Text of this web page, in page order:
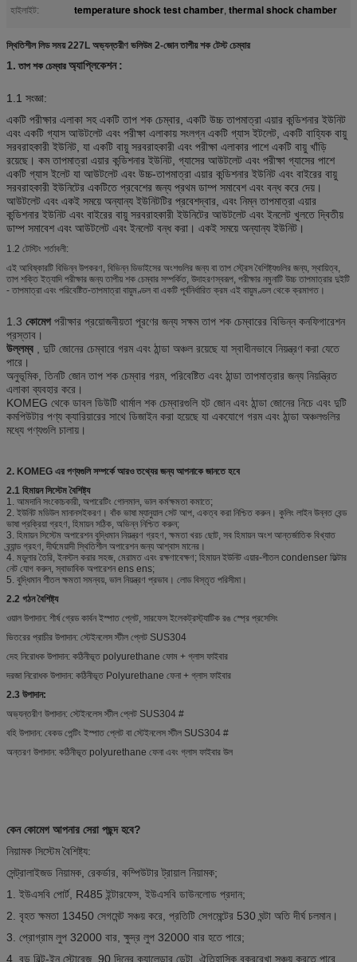
হাইলাইট:
temperature shock test chamber, thermal shock chamber
স্থিতিশীল লিড সময় 227L অভ্যন্তরীণ ভলিউম 2-জোন তাপীয় শক টেস্ট চেম্বার
1. তাপ শক চেম্বার অ্যাপ্লিকেশন :
1.1 সংজ্ঞা:
একটি পরীক্ষার এলাকা সহ একটি তাপ শক চেম্বার, একটি উচ্চ তাপমাত্রা এয়ার কন্ডিশনার ইউনিট
এবং একটি গ্যাস আউটলেট এবং পরীক্ষা এলাকায় সংলগ্ন একটি গ্যাস ইটলেট, একটি বাহ্যিক বায়ু
সরবরাহকারী ইউনিট, যা একটি বায়ু সরবরাহকারী এবং পরীক্ষা এলাকার পাশে একটি বায়ু খাঁড়ি
রয়েছে। কম তাপমাত্রা এয়ার কন্ডিশনার ইউনিট, গ্যাসের আউটলেট এবং পরীক্ষা গ্যাসের পাশে
একটি গ্যাস ইলেট যা আউটলেট এবং উচ্চ-তাপমাত্রা এয়ার কন্ডিশনার ইউনিট এবং বাইরের বায়ু
সরবরাহকারী ইউনিটের একটিতে প্রবেশের জন্য প্রথম ডাম্প সমাবেশ এবং বন্ধ করে দেয়।
আউটলেট এবং একই সময়ে অন্যান্য ইউনিটটির প্রবেশদ্বার, এবং নিম্ন তাপমাত্রা এয়ার
কন্ডিশনার ইউনিট এবং বাইরের বায়ু সরবরাহকারী ইউনিটের আউটলেট এবং ইনলেট খুলতে দ্বিতীয়
ডাম্প সমাবেশ এবং আউটলেট এবং ইনলেট বন্ধ করা। একই সময়ে অন্যান্য ইউনিট।
1.2 টেস্টিং শর্তাবলী:
এই আবিষ্কারটি বিভিন্ন উপকরণ, বিভিন্ন ডিভাইসের অংশগুলির জন্য বা তাপ স্ট্রেস বৈশিষ্ট্যগুলির জন্য, স্থায়িত্ব,
তাপ শক্তি ইত্যাদি পরীক্ষার জন্য তাপীয় শক চেম্বার সম্পর্কিত, উদাহরণস্বরূপ, পরীক্ষার নমুনাটি উচ্চ তাপমাত্রার দুইটি
- তাপমাত্রা এবং পরিবেষ্টিত-তাপমাত্রা বায়ুমণ্ডল বা একটি পূর্বনির্ধারিত ক্রম এই বায়ুমণ্ডল থেকে ক্রমাগত।
1.3 কোমেগপরীক্ষার প্রয়োজনীয়তা পূরণের জন্য সক্ষম তাপ শক চেম্বারের বিভিন্ন কনফিগারেশন
প্রস্তাব।
উল্লম্ব , দুটি জোনের চেম্বারে গরম এবং ঠান্ডা অঞ্চল রয়েছে যা স্বাধীনভাবে নিয়ন্ত্রণ করা যেতে
পারে।
অনুভূমিক, তিনটি জোন তাপ শক চেম্বার গরম, পরিবেষ্টিত এবং ঠান্ডা তাপমাত্রার জন্য নিয়ন্ত্রিত
এলাকা ব্যবহার করে।
KOMEG থেকে ডাবল ডিউটি ​​থার্মাল শক চেম্বারগুলি হট জোন এবং ঠান্ডা জোনের নিচে এবং দুটি
কমপিউটার পণ্য ক্যারিয়ারের সাথে ডিজাইন করা হয়েছে যা একযোগে গরম এবং ঠান্ডা অঞ্চলগুলির
মধ্যে পণ্যগুলি চালায়।
2. KOMEG এর পণ্যগুলি সম্পর্কে আরও তথ্যের জন্য আপনাকে জানতে হবে
2.1 হিমায়ন সিস্টেম বৈশিষ্ট্য
1. আমদানি সংকোচকারী, অপারেটিং গোলমাল, ভাল কর্মক্ষমতা কমাতে;
2. ইউনিট মডিউল মানানসইকরণ। বাঁক ভাষা ম্যানুয়াল সেট আপ, একত্ব করা নিশ্চিত করুন। কুলিং লাইন উন্নত বেন্ড
ভাষা প্রক্রিয়া গ্রহণ, হিমায়ন সঠিক, অভিন্ন নিশ্চিত করুন;
3. হিমায়ন সিস্টেম অপারেশন বুদ্ধিমান নিয়ন্ত্রণ গ্রহণ, ক্ষমতা খরচ ছোট, সব হিমায়ন অংশ আন্তর্জাতিক বিখ্যাত
ব্র্যান্ড গ্রহণ, দীর্ঘমেয়াদী স্থিতিশীল অপারেশন জন্য আশ্বাস মানের।
4. মডুলার তৈরি, ইনস্টল করার সহজ, মেরামত এবং রক্ষণাবেক্ষণ; হিমায়ন ইউনিট এয়ার-শীতল condenser ফিল্টার
নেট যোগ করুন, স্বাভাবিক অপারেশন ens ens;
5. বুদ্ধিমান শীতল ক্ষমতা সমন্বয়, ভাল নিয়ন্ত্রণ প্রভাব। লোড বিস্তৃত পরিসীমা।
2.2 গঠন বৈশিষ্ট্য
ওয়াল উপাদান: শীর্ষ গ্রেড কার্বন ইস্পাত প্লেট, সারফেস ইলেকট্রস্ট্যাটিক রঙ স্প্রে প্রসেসিং
ভিতরের প্রাচীর উপাদান: স্টেইনলেস স্টীল প্লেট SUS304
দেহ নিরোধক উপাদান: কঠিনীভূত polyurethane ফোম + গ্লাস ফাইবার
দরজা নিরোধক উপাদান: কঠিনীভূত Polyurethane ফেনা + গ্লাস ফাইবার
2.3 উপাদান:
অভ্যন্তরীণ উপাদান: স্টেইনলেস স্টীল প্লেট SUS304 #
বহি উপাদান: বেকড পেন্টিং ইস্পাত প্লেট বা স্টেইনলেস স্টীল SUS304 #
অন্তরণ উপাদান: কঠিনীভূত polyurethane ফেনা এবং গ্লাস ফাইবার উল
কেন কোমেগ আপনার সেরা পছন্দ হবে?
নিয়ামক সিস্টেম বৈশিষ্ট্য:
সেন্ট্রালাইজড নিয়ামক, রেকর্ডার, কম্পিউটার ট্রায়াল নিয়ামক;
1. ইউএসবি পোর্ট, R485 ইন্টারফেস, ইউএসবি ডাউনলোড প্রদান;
2. বৃহত ক্ষমতা 13450 সেগমেন্ট সঞ্চয় করে, প্রতিটি সেগমেন্টের 530 ঘন্টা অতি দীর্ঘ চলমান।
3. প্রোগ্রাম লুপ 32000 বার, ক্ষুদ্র লুপ 32000 বার হতে পারে;
4. বড় বিল্ট-ইন স্টোরেজ, 90 দিনের ক্যালেন্ডার ডেটা, ঐতিহাসিক বক্ররেখা সঞ্চয় করতে পারে